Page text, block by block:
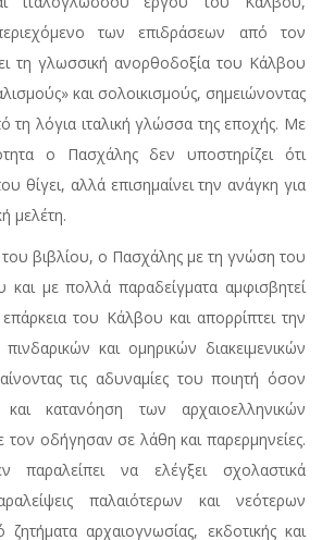
των επιδράσεων από τον
τη γλωσσική ανορθοδοξία του Κάλβου
και σολοικισμούς, σημειώνοντας
τη λόγια ιταλική γλώσσα της εποχής. Με
ο Πασχάλης δεν υποστηρίζει ότι
θίγει, αλλά επισημαίνει την ανάγκη για
μελέτη.
βιβλίου, ο Πασχάλης με τη γνώση του
και με πολλά παραδείγματα αμφισβητεί
του Κάλβου και απορρίπτει την
και ομηρικών διακειμενικών
τις αδυναμίες του ποιητή όσον
κατανόηση των αρχαιοελληνικών
τον οδήγησαν σε λάθη και παρερμηνείες.
να ελέγξει σχολαστικά
παλαιότερων και νεότερων
αρχαιογνωσίας, εκδοτικής και